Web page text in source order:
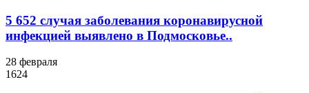
5 652 случая заболевания коронавирусной
инфекцией выявлено в Подмосковье..
28 февраля
1624